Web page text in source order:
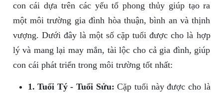
con cái dựa trên các yếu tố phong thủy giúp tạo ra
một môi trường gia đình hòa thuận, bình an và thịnh
vượng. Dưới đây là một số cặp tuổi được cho là hợp
lý và mang lại may mắn, tài lộc cho cả gia đình, giúp
con cái phát triển trong môi trường tốt nhất:
1. Tuổi Tý - Tuổi Sửu: Cặp tuổi này được cho là